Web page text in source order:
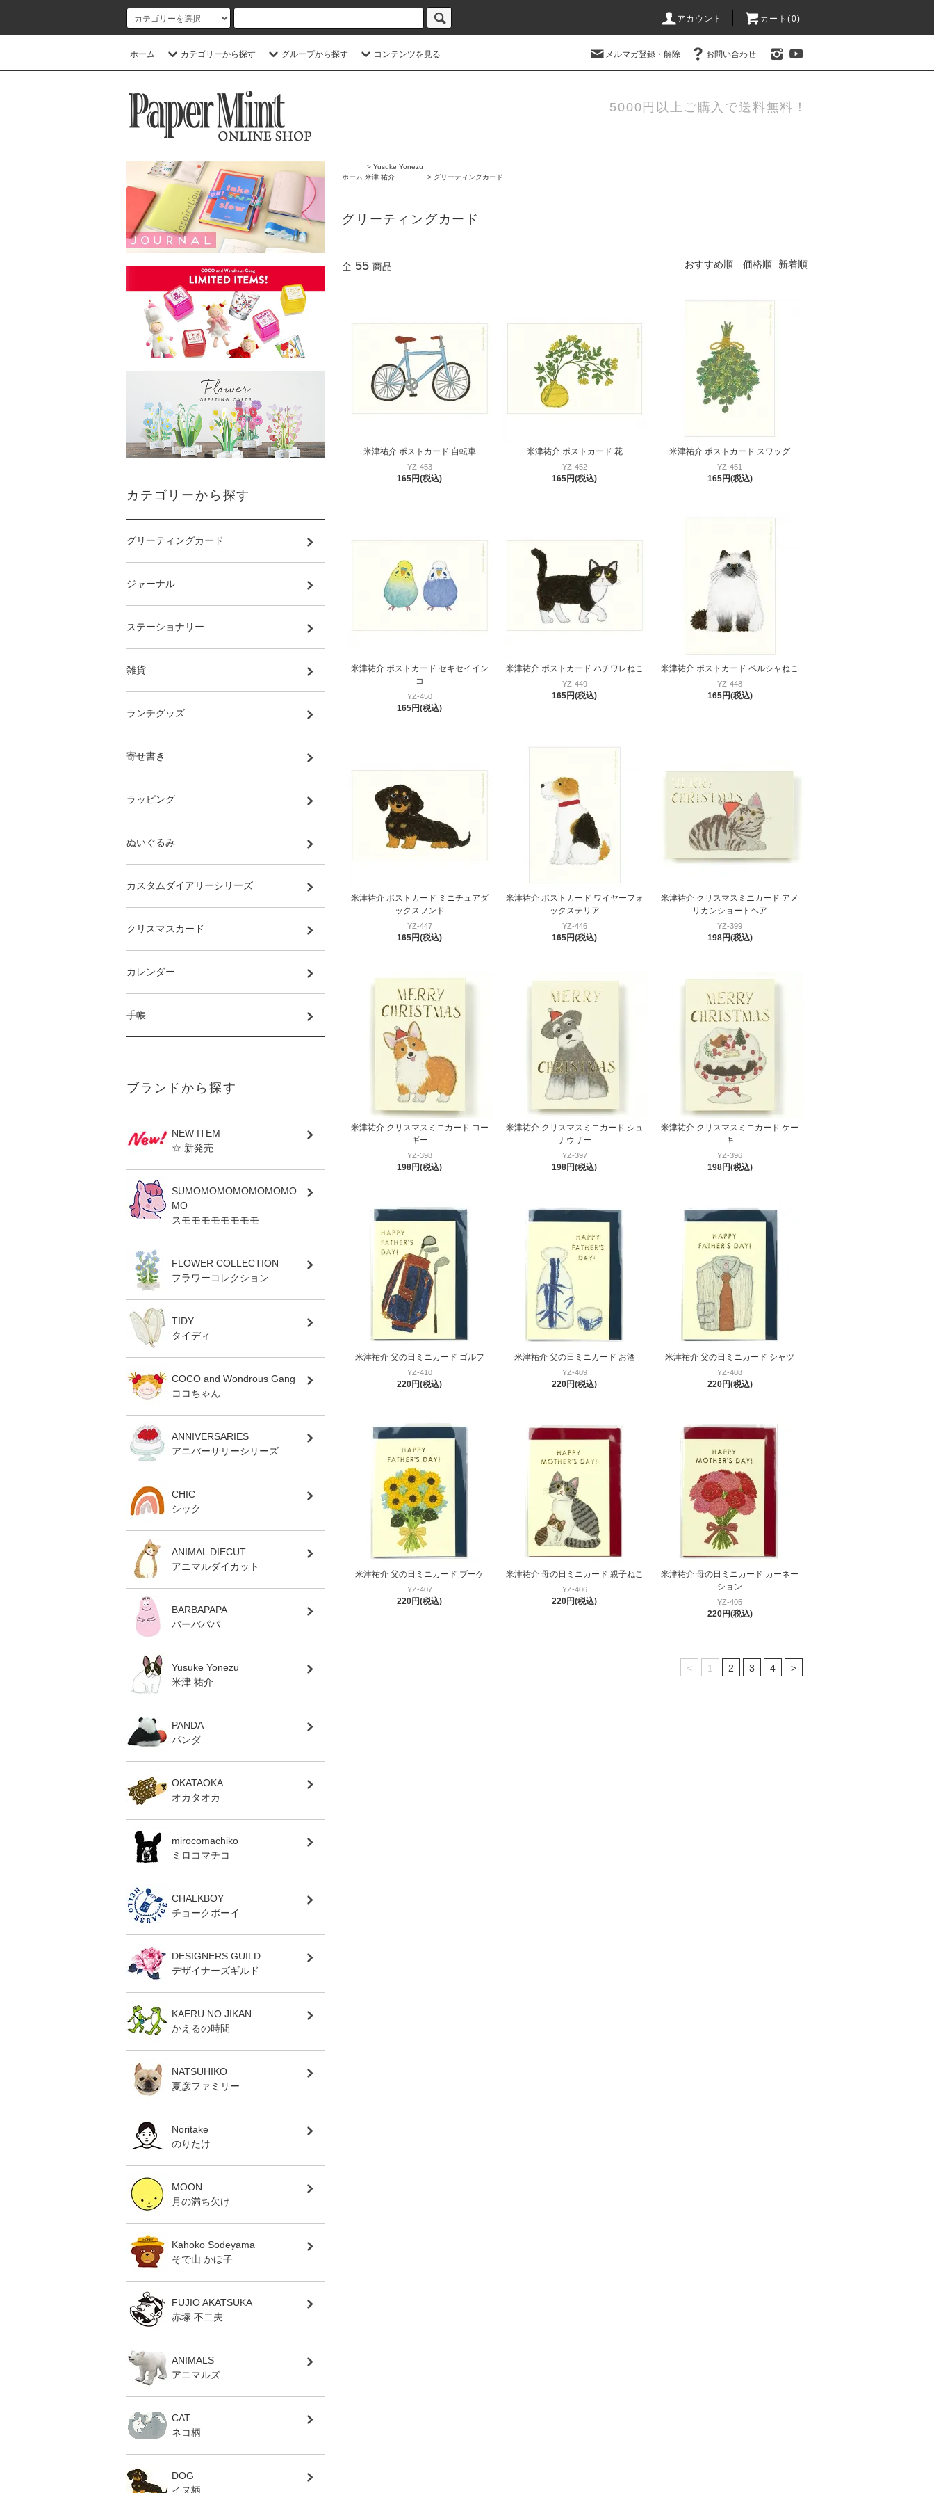
アカウント カート(0)
ホーム カテゴリーから探す グループから探す コンテンツを見る メルマガ登録・解除 お問い合わせ
5000円以上ご購入で送料無料！
ホーム
> Yusuke Yonezu
米津 祐介
> グリーティングカード
グリーティングカード
全 55 商品 おすすめ順 価格順 新着順
米津祐介 ポストカード 自転車
YZ-453
165円(税込)
米津祐介 ポストカード 花
YZ-452
165円(税込)
米津祐介 ポストカード スワッグ
YZ-451
165円(税込)
米津祐介 ポストカード セキセイイン
コ
YZ-450
165円(税込)
米津祐介 ポストカード ハチワレねこ
YZ-449
165円(税込)
米津祐介 ポストカード ペルシャねこ
YZ-448
165円(税込)
米津祐介 ポストカード ミニチュアダ
ックスフンド
YZ-447
165円(税込)
米津祐介 ポストカード ワイヤーフォ
ックステリア
YZ-446
165円(税込)
米津祐介 クリスマスミニカード アメ
リカンショートヘア
YZ-399
198円(税込)
米津祐介 クリスマスミニカード コー
ギー
YZ-398
198円(税込)
米津祐介 クリスマスミニカード シュ
ナウザー
YZ-397
198円(税込)
米津祐介 クリスマスミニカード ケー
キ
YZ-396
198円(税込)
米津祐介 父の日ミニカード ゴルフ
YZ-410
220円(税込)
米津祐介 父の日ミニカード お酒
YZ-409
220円(税込)
米津祐介 父の日ミニカード シャツ
YZ-408
220円(税込)
米津祐介 父の日ミニカード ブーケ
YZ-407
220円(税込)
米津祐介 母の日ミニカード 親子ねこ
YZ-406
220円(税込)
米津祐介 母の日ミニカード カーネー
ション
YZ-405
220円(税込)
< 1 2 3 4 >
カテゴリーから探す
グリーティングカード
ジャーナル
ステーショナリー
雑貨
ランチグッズ
寄せ書き
ラッピング
ぬいぐるみ
カスタムダイアリーシリーズ
クリスマスカード
カレンダー
手帳
ブランドから探す
NEW ITEM
☆ 新発売
SUMOMOMOMOMOMOMO
MO
スモモモモモモモモ
FLOWER COLLECTION
フラワーコレクション
TIDY
タイディ
COCO and Wondrous Gang
ココちゃん
ANNIVERSARIES
アニバーサリーシリーズ
CHIC
シック
ANIMAL DIECUT
アニマルダイカット
BARBAPAPA
バーバパパ
Yusuke Yonezu
米津 祐介
PANDA
パンダ
OKATAOKA
オカタオカ
mirocomachiko
ミロコマチコ
CHALKBOY
チョークボーイ
DESIGNERS GUILD
デザイナーズギルド
KAERU NO JIKAN
かえるの時間
NATSUHIKO
夏彦ファミリー
Noritake
のりたけ
MOON
月の満ち欠け
Kahoko Sodeyama
そで山 かほ子
FUJIO AKATSUKA
赤塚 不二夫
ANIMALS
アニマルズ
CAT
ネコ柄
DOG
イヌ柄